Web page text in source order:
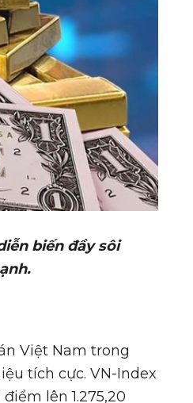
ễn biến đầy sôi
ạnh.
Việt Nam trong
tích cực. VN-Index
lên 1.275,20